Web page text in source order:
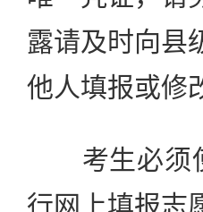
露请及时向县
他人填报或修
考生必须使
行网上填报志